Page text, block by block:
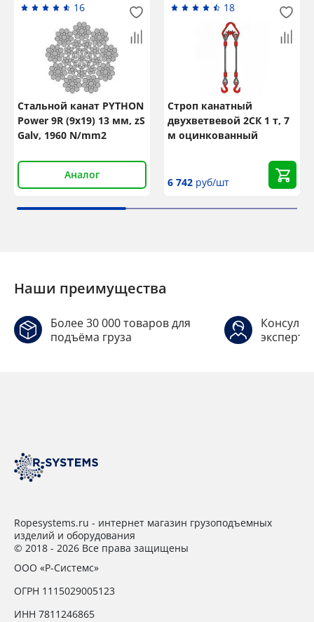
16
Стальной канат PYTHON
Power 9R (9x19) 13 мм, zS
Galv, 1960 N/mm2
Аналог
18
Строп канатный
двухветвевой 2СК 1 т, 7
м оцинкованный
6 742 руб/шт
Наши преимущества
Более 30 000 товаров для
подъёма груза
Ropesystems.ru - интернет магазин грузоподъемных
изделий и оборудования
© 2018 - 2026 Все права защищены
ООО «Р-Системс»
ОГРН 1115029005123
ИНН 7811246865